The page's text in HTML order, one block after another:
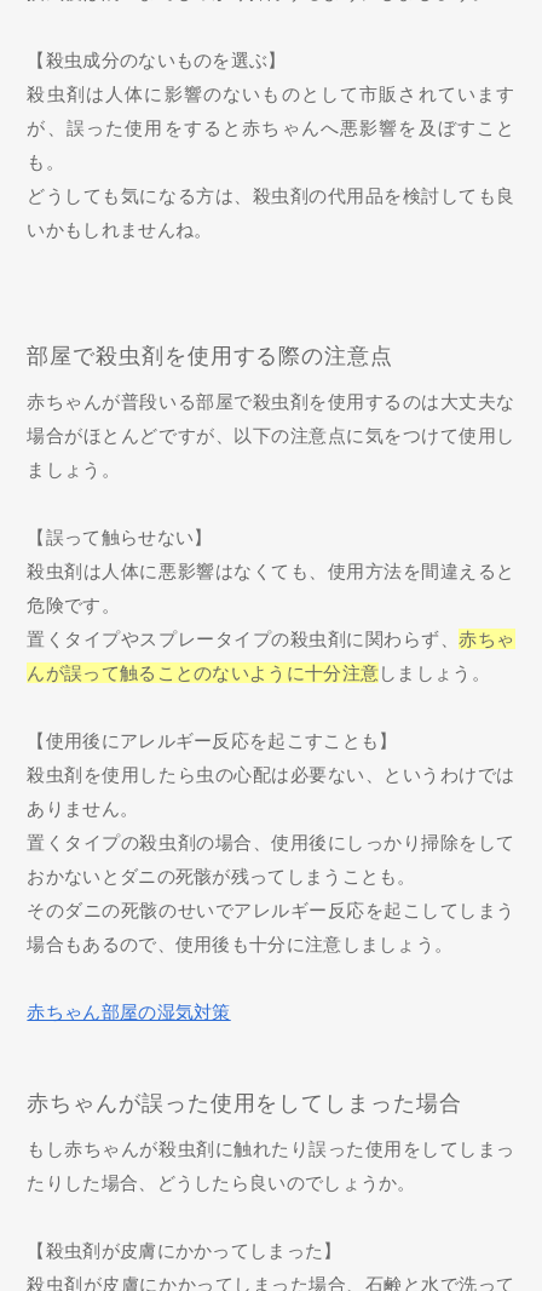
【殺虫成分のないものを選ぶ】
殺虫剤は人体に影響のないものとして市販されています
が、誤った使用をすると赤ちゃんへ悪影響を及ぼすこと
も。
どうしても気になる方は、殺虫剤の代用品を検討しても良
いかもしれませんね。
部屋で殺虫剤を使用する際の注意点
赤ちゃんが普段いる部屋で殺虫剤を使用するのは大丈夫な
場合がほとんどですが、以下の注意点に気をつけて使用し
ましょう。
【誤って触らせない】
殺虫剤は人体に悪影響はなくても、使用方法を間違えると
危険です。
置くタイプやスプレータイプの殺虫剤に関わらず、赤ちゃ
んが誤って触ることのないように十分注意しましょう。
【使用後にアレルギー反応を起こすことも】
殺虫剤を使用したら虫の心配は必要ない、というわけでは
ありません。
置くタイプの殺虫剤の場合、使用後にしっかり掃除をして
おかないとダニの死骸が残ってしまうことも。
そのダニの死骸のせいでアレルギー反応を起こしてしまう
場合もあるので、使用後も十分に注意しましょう。
赤ちゃん部屋の湿気対策
赤ちゃんが誤った使用をしてしまった場合
もし赤ちゃんが殺虫剤に触れたり誤った使用をしてしまっ
たりした場合、どうしたら良いのでしょうか。
【殺虫剤が皮膚にかかってしまった】
殺虫剤が皮膚にかかってしまった場合、石鹸と水で洗って